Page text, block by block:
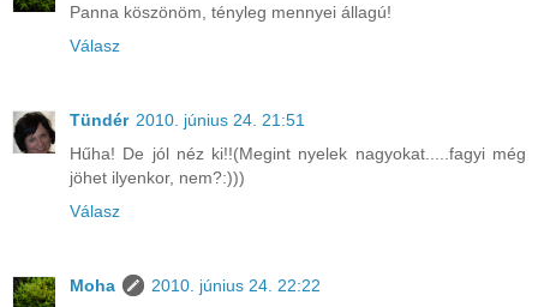
Panna köszönöm, tényleg mennyei állagú!
Válasz
Tündér 2010. június 24. 21:51
Hűha! De jól néz ki!!(Megint nyelek nagyokat.....fagyi még
jöhet ilyenkor, nem?:)))
Válasz
Moha
2010. június 24. 22:22